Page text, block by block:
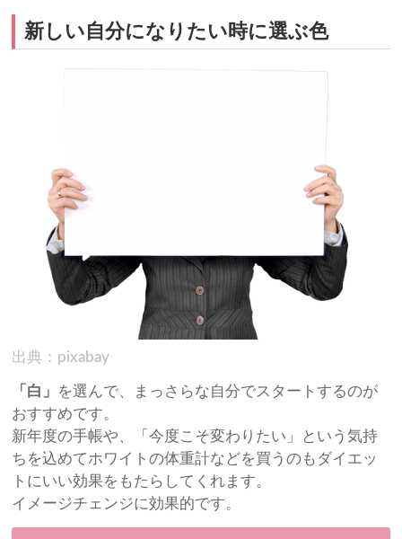
新しい自分になりたい時に選ぶ色
出典：pixabay
「白」 を選んで、まっさらな自分でスタートするのが
おすすめです。
新年度の手帳や、「今度こそ変わりたい」という気持
ちを込めてホワイトの体重計などを買うのもダイエッ
トにいい効果をもたらしてくれます。
イメージチェンジに効果的です。